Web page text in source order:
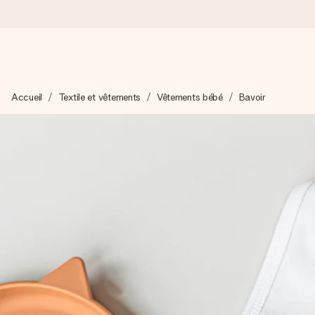
Nous préparons votre cadeau avec attention et l’envoyons
Nos cadeaux sont appréciés. Les clients nous attribuent
Créez quelque chose d’unique en quelques étapes – avec
Accueil Textile et vêtements Vêtements bébé Bavoir